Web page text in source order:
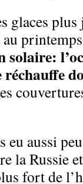
glaces
réchauffe
eu aussi
la Russie
fort de